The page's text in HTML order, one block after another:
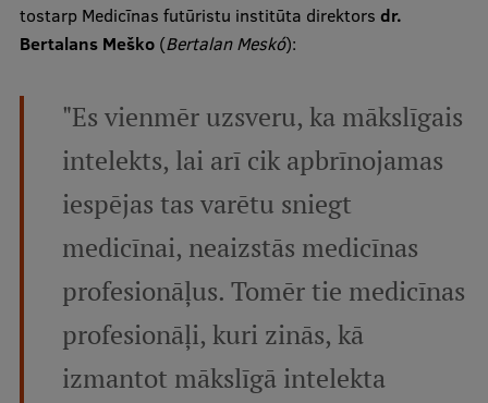
Ētikas un līdztiesības mācības
Atvērtā universitāte
Sagatavošanas kursi
Profesionālās pilnveides kursi
Pētniecība
tostarp Medicīnas futūristu institūta direktors dr.
Bertalans Meško(Bertalan Meskó):
"Es vienmēr uzsveru, ka mākslīgais
intelekts, lai arī cik apbrīnojamas
iespējas tas varētu sniegt
medicīnai, neaizstās medicīnas
profesionāļus. Tomēr tie medicīnas
profesionāļi, kuri zinās, kā
izmantot mākslīgā intelekta